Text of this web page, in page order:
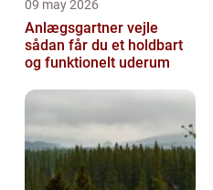
09 may 2026
Anlægsgartner vejle
sådan får du et holdbart
og funktionelt uderum